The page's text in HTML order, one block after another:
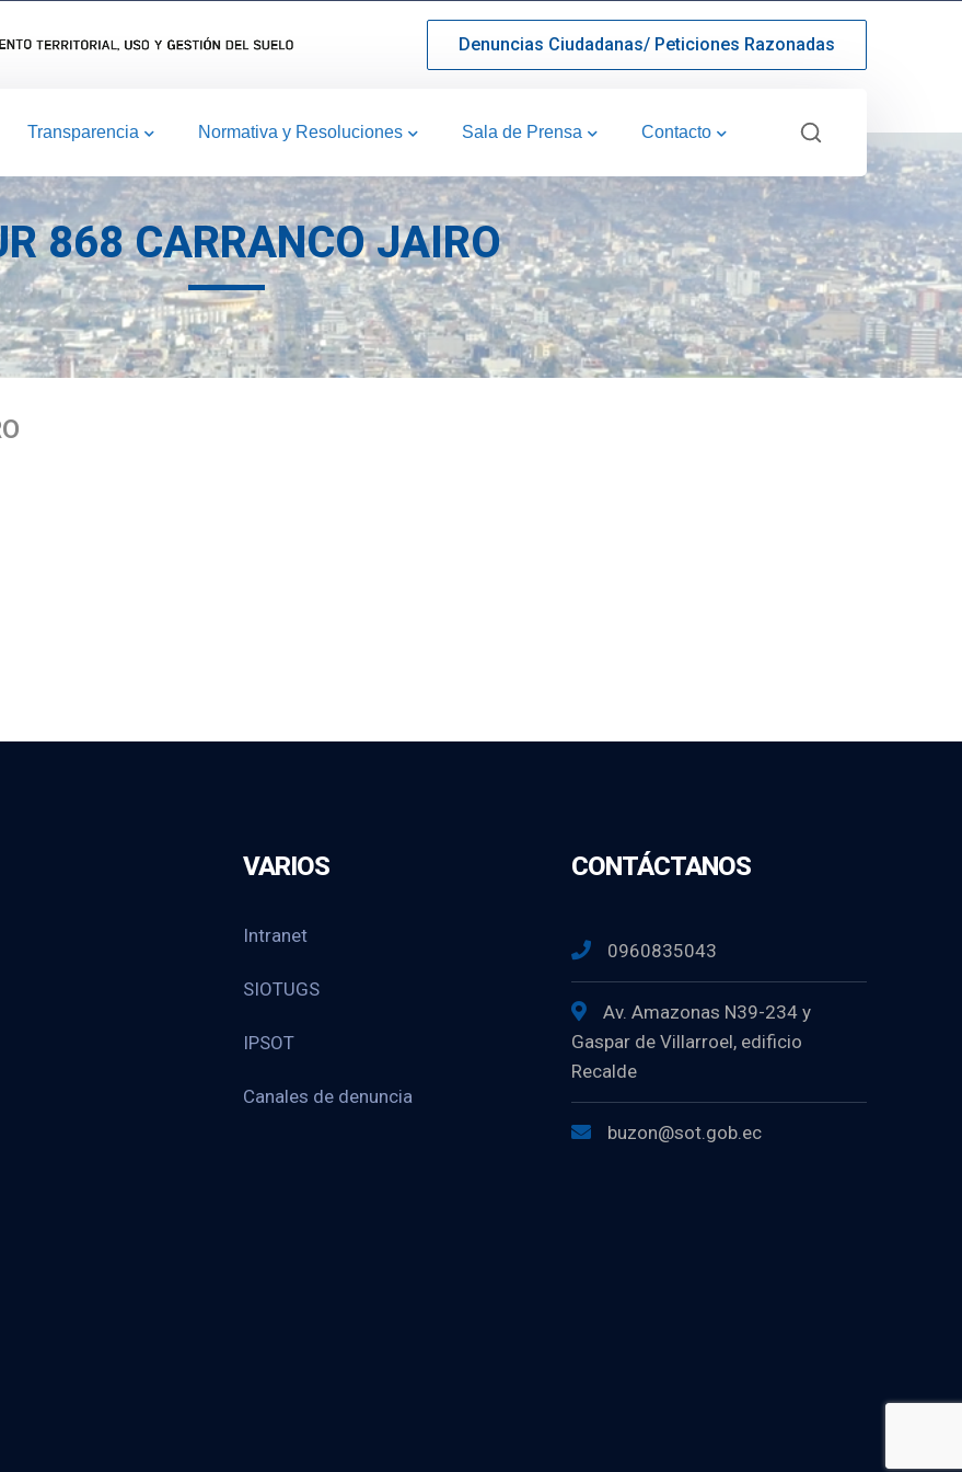
Denuncias Ciudadanas/ Peticiones Razonadas
Transparencia Normativa y Resoluciones Sala de Prensa Contacto
868 CARRANCO JAIRO
VARIOS
Intranet
SIOTUGS
IPSOT
Canales de denuncia
CONTÁCTANOS
0960835043
Av. Amazonas N39-234 y
Gaspar de Villarroel, edificio
Recalde
buzon@sot.gob.ec